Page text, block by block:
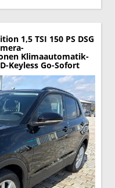
1,5 TSI 150 PS DSG
Klimaautomatik-
Keyless Go-Sofort